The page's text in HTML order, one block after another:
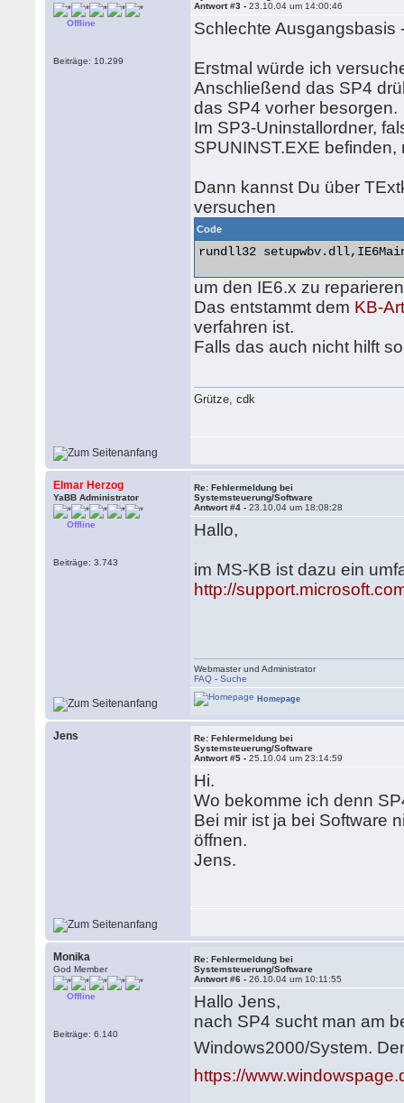
Offline
Beiträge: 10.299
Antwort #3 -23.10.04 um 14:00:46
Schlechte Ausgangsbasis
Erstmal würde ich
Anschließend das SP4
das SP4 vorher besorgen.
Im SP3-Uninstallordner,
SPUNINST.EXE
Dann kannst Du über
versuchen
Code
rundll32
um den IE6.x zu
Das entstammt dem KB-
verfahren ist.
Falls das auch nicht hilft
Grütze, cdk
Elmar Herzog
YaBB Administrator
Offline
Beiträge: 3.743
Re: Fehlermeldung bei
Systemsteuerung/Software
Antwort #4 -23.10.04 um 18:08:28
Hallo,
im MS-KB ist dazu ein
http://
Webmaster und Administrator
FAQ -Suche
Homepage
Jens
Re: Fehlermeldung bei
Systemsteuerung/Software
Antwort #5 -25.10.04 um 23:14:59
Hi.
Wo bekomme ich denn
Bei mir ist ja bei Software
öffnen.
Jens.
Monika
God Member
Offline
Beiträge: 6.140
Re: Fehlermeldung bei
Systemsteuerung/Software
Antwort #6 -26.10.04 um 10:11:55
Hallo Jens,
nach SP4 sucht man am
Windows2000/System.
https://